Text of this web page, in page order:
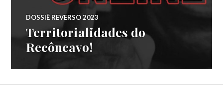
DOSSIÊ REVERSO 2023
Territorialidades do
Recôncavo!